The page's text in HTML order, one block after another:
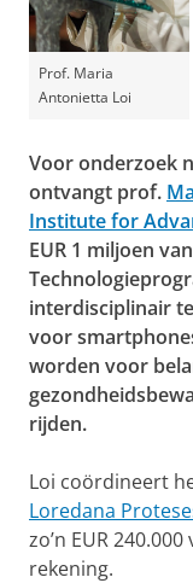
Prof. Maria
Antonietta Loi
Voor onderzoek
ontvangt prof.
Institute for
EUR 1 miljoen
interdisciplinair
voor
worden voor
rijden.
Loi coördineert
Loredana
zo’n EUR
rekening.